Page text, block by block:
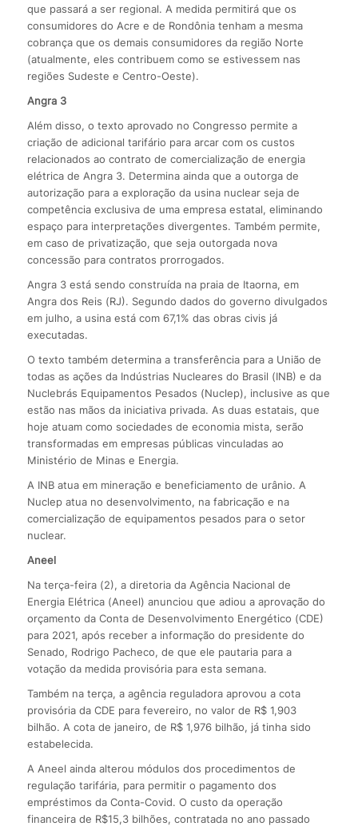
que passará a ser regional. A medida permitirá que os
consumidores do Acre e de Rondônia tenham a mesma
cobrança que os demais consumidores da região Norte
(atualmente, eles contribuem como se estivessem nas
regiões Sudeste e Centro-Oeste).
Angra 3
Além disso, o texto aprovado no Congresso permite a
criação de adicional tarifário para arcar com os custos
relacionados ao contrato de comercialização de energia
elétrica de Angra 3. Determina ainda que a outorga de
autorização para a exploração da usina nuclear seja de
competência exclusiva de uma empresa estatal, eliminando
espaço para interpretações divergentes. Também permite,
em caso de privatização, que seja outorgada nova
concessão para contratos prorrogados.
Angra 3 está sendo construída na praia de Itaorna, em
Angra dos Reis (RJ). Segundo dados do governo divulgados
em julho, a usina está com 67,1% das obras civis já
executadas.
O texto também determina a transferência para a União de
todas as ações da Indústrias Nucleares do Brasil (INB) e da
Nuclebrás Equipamentos Pesados (Nuclep), inclusive as que
estão nas mãos da iniciativa privada. As duas estatais, que
hoje atuam como sociedades de economia mista, serão
transformadas em empresas públicas vinculadas ao
Ministério de Minas e Energia.
A INB atua em mineração e beneficiamento de urânio. A
Nuclep atua no desenvolvimento, na fabricação e na
comercialização de equipamentos pesados para o setor
nuclear.
Aneel
Na terça-feira (2), a diretoria da Agência Nacional de
Energia Elétrica (Aneel) anunciou que adiou a aprovação do
orçamento da Conta de Desenvolvimento Energético (CDE)
para 2021, após receber a informação do presidente do
Senado, Rodrigo Pacheco, de que ele pautaria para a
votação da medida provisória para esta semana.
Também na terça, a agência reguladora aprovou a cota
provisória da CDE para fevereiro, no valor de R$ 1,903
bilhão. A cota de janeiro, de R$ 1,976 bilhão, já tinha sido
estabelecida.
A Aneel ainda alterou módulos dos procedimentos de
regulação tarifária, para permitir o pagamento dos
empréstimos da Conta-Covid. O custo da operação
financeira de R$15,3 bilhões, contratada no ano passado